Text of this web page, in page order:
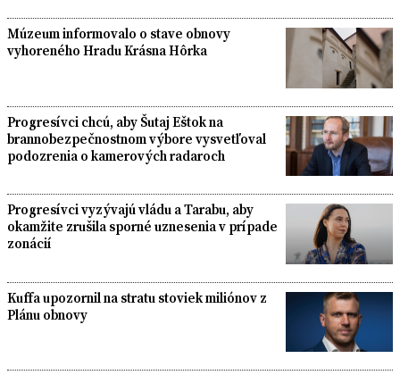
Múzeum informovalo o stave obnovy
vyhoreného Hradu Krásna Hôrka
Progresívci chcú, aby Šutaj Eštok na
brannobezpečnostnom výbore vysvetľoval
podozrenia o kamerových radaroch
Progresívci vyzývajú vládu a Tarabu, aby
okamžite zrušila sporné uznesenia v prípade
zonácií
Kuffa upozornil na stratu stoviek miliónov z
Plánu obnovy